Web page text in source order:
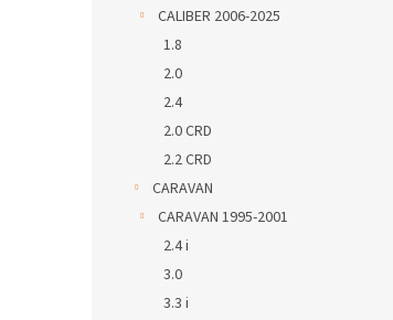
CALIBER 2006-2025
1.8
2.0
2.4
2.0 CRD
2.2 CRD
CARAVAN
CARAVAN 1995-2001
2.4 i
3.0
3.3 i